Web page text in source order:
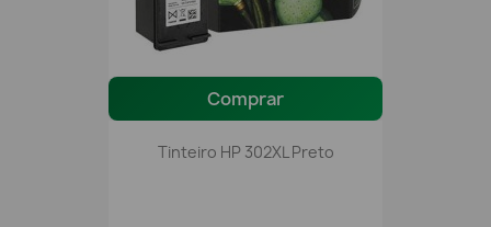
Comprar
Tinteiro HP 302XL Preto